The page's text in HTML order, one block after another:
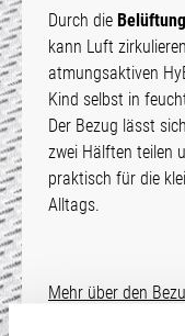
Durch die
kann Luft
atmungsaktiven
Kind selbst in
Der Bezug lässt
zwei Hälften teilen
praktisch für die
Alltags.
Mehr über den